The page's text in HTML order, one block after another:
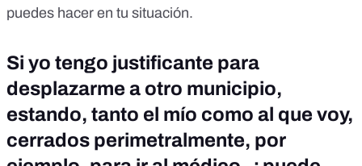
puedes hacer en tu situación.
Si yo tengo justificante para
desplazarme a otro municipio,
estando, tanto el mío como al que voy,
cerrados perimetralmente, por